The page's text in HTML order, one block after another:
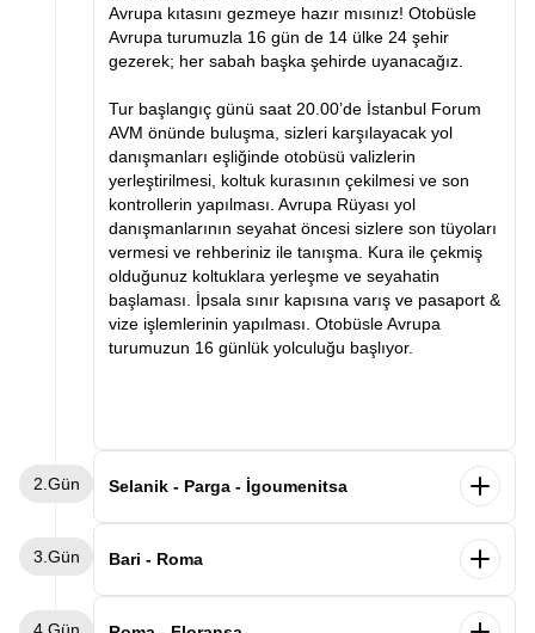
Avrupa kıtasını gezmeye hazır mısınız! Otobüsle
Avrupa turumuzla 16 gün de 14 ülke 24 şehir
gezerek; her sabah başka şehirde uyanacağız.
Tur başlangıç günü saat 20.00’de İstanbul Forum
AVM önünde buluşma, sizleri karşılayacak yol
danışmanları eşliğinde otobüsü valizlerin
yerleştirilmesi, koltuk kurasının çekilmesi ve son
kontrollerin yapılması. Avrupa Rüyası yol
danışmanlarının seyahat öncesi sizlere son tüyoları
vermesi ve rehberiniz ile tanışma. Kura ile çekmiş
olduğunuz koltuklara yerleşme ve seyahatin
başlaması. İpsala sınır kapısına varış ve pasaport &
vize işlemlerinin yapılması. Otobüsle Avrupa
turumuzun 16 günlük yolculuğu başlıyor.
2.Gün Selanik - Parga - İgoumenitsa
Ardından Selanik şehir turu. Selanik’te görülecek
yerler arasında Atatürk’ün evi, Kordon, Beyaz Kule
3.Gün Bari - Roma